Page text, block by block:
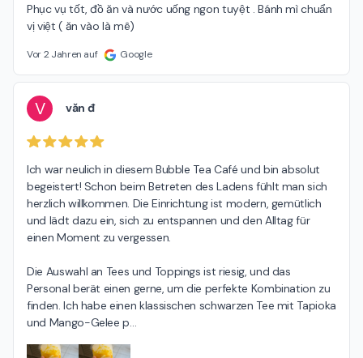
Phục vụ tốt, đồ ăn và nước uống ngon tuyệt . Bánh mì chuẩn
vị việt ( ăn vào là mê)
Vor 2 Jahren auf Google
V văn đ
Ich war neulich in diesem Bubble Tea Café und bin absolut
begeistert! Schon beim Betreten des Ladens fühlt man sich
herzlich willkommen. Die Einrichtung ist modern, gemütlich
und lädt dazu ein, sich zu entspannen und den Alltag für
einen Moment zu vergessen.
Die Auswahl an Tees und Toppings ist riesig, und das
Personal berät einen gerne, um die perfekte Kombination zu
finden. Ich habe einen klassischen schwarzen Tee mit Tapioka
und Mango-Gelee p…